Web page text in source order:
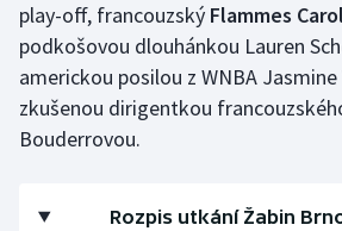
Short track
Sportovní střelba
Stolní tenis
play-off, francouzský Flammes
podkošovou dlouhánkou Lauren
americkou posilou z WNBA
zkušenou dirigentkou
Bouderrovou.
Rozpis utkání Žabin